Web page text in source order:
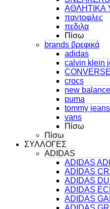
ΑΘΛΗΤΙΚΑ
παντοφλες
πεδιλα
Πίσω
brands βρεφικά
adidas
calvin klein
CONVERSE
crocs
new balance
puma
tommy jeans
vans
Πίσω
Πίσω
ΣΥΛΛΟΓΕΣ
ADIDAS
ADIDAS
ADIDAS
ADIDAS
ADIDAS
ADIDAS